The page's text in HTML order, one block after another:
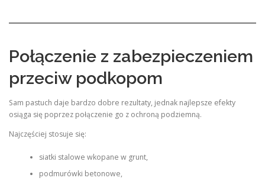
Połączenie z zabezpieczeniem
przeciw podkopom
Sam pastuch daje bardzo dobre rezultaty, jednak najlepsze efekty
osiąga się poprzez połączenie go z ochroną podziemną.
Najczęściej stosuje się:
siatki stalowe wkopane w grunt,
podmurówki betonowe,